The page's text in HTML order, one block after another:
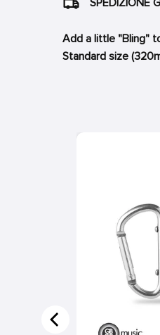
SPEDIZIONE
Add a little "Bling"
Standard size